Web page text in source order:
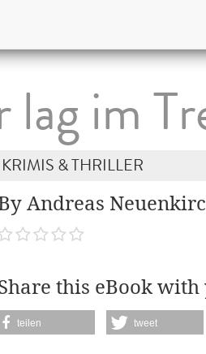
lag im
KRIMIS & THRILLER
Andreas
this eBook
teilen tweet